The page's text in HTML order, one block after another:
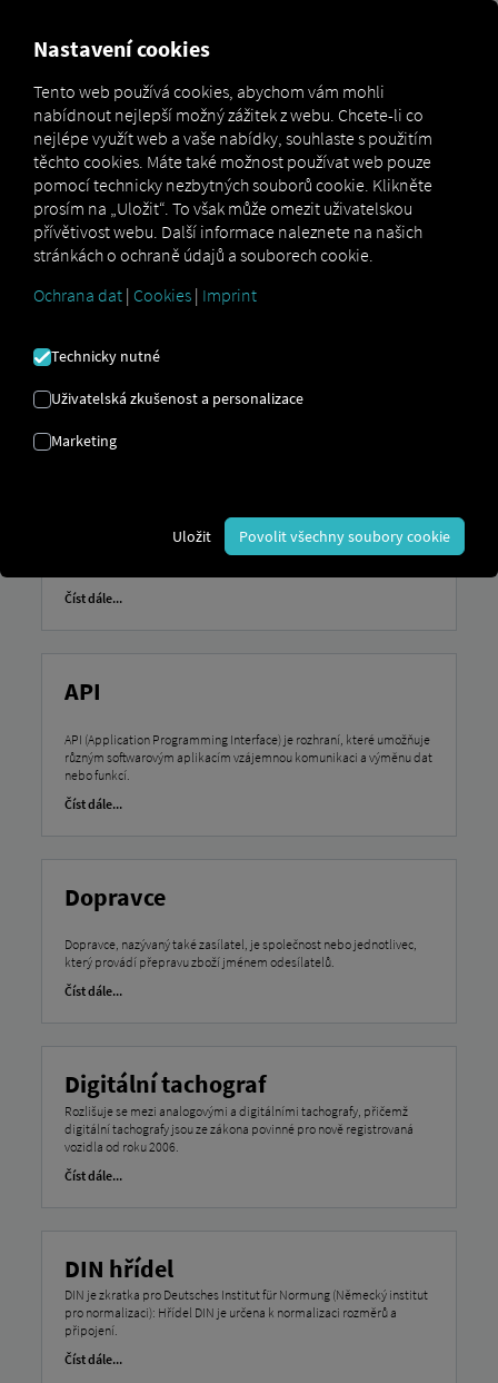
GLOSÁŘ
Zde najdete všechny definice
pojmů souvisejících s tématy, jako
například RIO , Logistika a
telematika
Předodjezdová kontrola se týká povinné prohlídky vozidla řidičem
před zahájením cesty, aby byla zajištěna bezpečnost silničního
Číst dále...
API
API (Application Programming Interface) je rozhraní, které umožňuje
různým softwarovým aplikacím vzájemnou komunikaci a výměnu dat
nebo funkcí.
Číst dále...
Dopravce
Dopravce, nazývaný také zasílatel, je společnost nebo jednotlivec,
který provádí přepravu zboží jménem odesílatelů.
Číst dále...
Digitální tachograf
Rozlišuje se mezi analogovými a digitálními tachografy, přičemž
digitální tachografy jsou ze zákona povinné pro nově registrovaná
vozidla od roku 2006.
Číst dále...
DIN hřídel
DIN je zkratka pro Deutsches Institut für Normung (Německý institut
pro normalizaci): Hřídel DIN je určena k normalizaci rozměrů a
připojení.
Číst dále...
Nastavení cookies
Tento web používá cookies, abychom vám mohli
nabídnout nejlepší možný zážitek z webu. Chcete-li co
nejlépe využít web a vaše nabídky, souhlaste s použitím
těchto cookies. Máte také možnost používat web pouze
pomocí technicky nezbytných souborů cookie. Klikněte
prosím na „Uložit“. To však může omezit uživatelskou
přívětivost webu. Další informace naleznete na našich
stránkách o ochraně údajů a souborech cookie.
Ochrana dat | Cookies | Imprint
Technicky nutné
Uživatelská zkušenost a personalizace
Marketing
Uložit Povolit všechny soubory cookie